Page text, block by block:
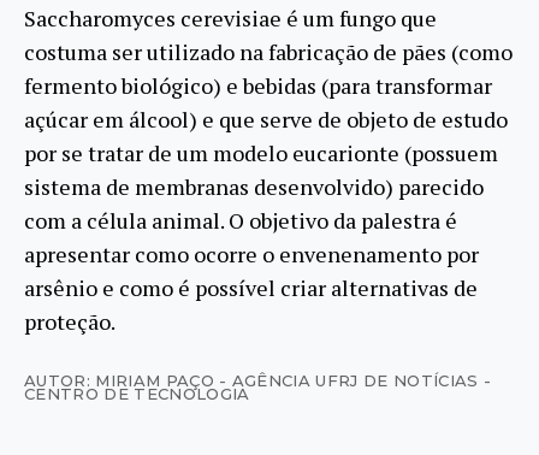
Saccharomyces cerevisiae é um fungo que
costuma ser utilizado na fabricação de pães (como
fermento biológico) e bebidas (para transformar
açúcar em álcool) e que serve de objeto de estudo
por se tratar de um modelo eucarionte (possuem
sistema de membranas desenvolvido) parecido
com a célula animal. O objetivo da palestra é
apresentar como ocorre o envenenamento por
arsênio e como é possível criar alternativas de
proteção.
AUTOR: MIRIAM PAÇO - AGÊNCIA UFRJ DE NOTÍCIAS -
CENTRO DE TECNOLOGIA